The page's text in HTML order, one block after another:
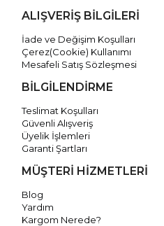
ALIŞVERİŞ BİLGİLERİ
İade ve Değişim Koşulları
Çerez(Cookie) Kullanımı
Mesafeli Satış Sözleşmesi
BİLGİLENDİRME
Teslimat Koşulları
Güvenli Alışveriş
Üyelik İşlemleri
Garanti Şartları
MÜŞTERİ HİZMETLERİ
Blog
Yardım
Kargom Nerede?